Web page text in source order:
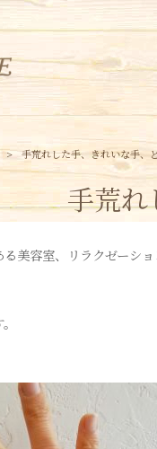
> 手荒れした手、きれいな手、
手荒れ
美容室、リラクゼーシ